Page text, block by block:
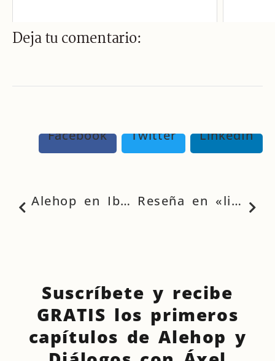
Deja tu comentario:
Facebook Twitter LinkedIn
Alehop en Iberoamérica Televisión Reseña en «libros, exposiciones, excursiones»
Suscríbete y recibe
GRATIS los primeros
capítulos de Alehop y